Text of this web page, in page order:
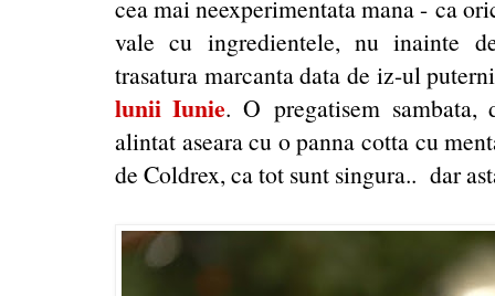
cea mai neexperimentata mana - ca
vale cu ingredientele, nu inainte
trasatura marcanta data de iz-ul
lunii Iunie. O pregatisem
alintat aseara cu o panna cotta cu
de Coldrex, ca tot sunt singura.. dar